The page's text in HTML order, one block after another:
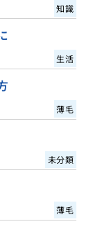
知識
生活
薄毛
未分類
薄毛